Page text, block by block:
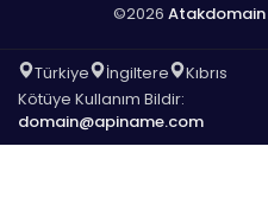
©2026 Atakdomain
Türkiye İngiltere
Kıbrıs
Kötüye Kullanım Bildir:
domain@apiname.com